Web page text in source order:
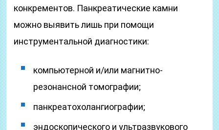
конкрементов. Панкреатические камни
можно выявить лишь при помощи
инструментальной диагностики:
компьютерной и/или магнитно-
резонансной томографии;
панкреатохолангиографии;
эндоскопического и ультразвукового